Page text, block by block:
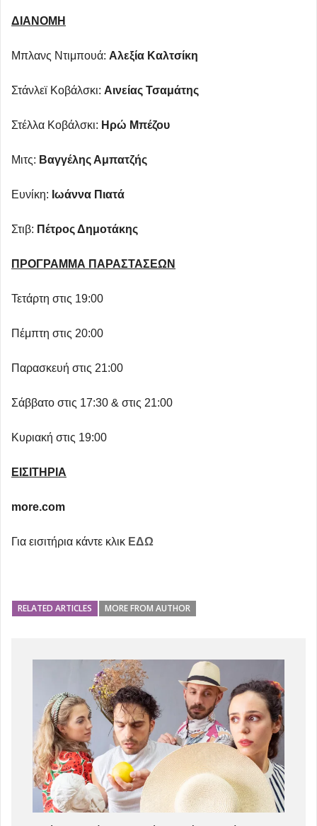
ΔΙΑΝΟΜΗ
Μπλανς Ντιμπουά: Αλεξία Καλτσίκη
Στάνλεϊ Κοβάλσκι: Αινείας Τσαμάτης
Στέλλα Κοβάλσκι: Ηρώ Μπέζου
Μιτς: Βαγγέλης Αμπατζής
Ευνίκη: Ιωάννα Πιατά
Στιβ: Πέτρος Δημοτάκης
ΠΡΟΓΡΑΜΜΑ ΠΑΡΑΣΤΑΣΕΩΝ
Τετάρτη στις 19:00
Πέμπτη στις 20:00
Παρασκευή στις 21:00
Σάββατο στις 17:30 & στις 21:00
Κυριακή στις 19:00
ΕΙΣΙΤΗΡΙΑ
more.com
Για εισιτήρια κάντε κλικ ΕΔΩ
RELATED ARTICLES MORE FROM AUTHOR